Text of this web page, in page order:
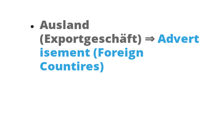
Ausland
(Exportgeschäft) ⇒Advert
isement (Foreign
Countires)